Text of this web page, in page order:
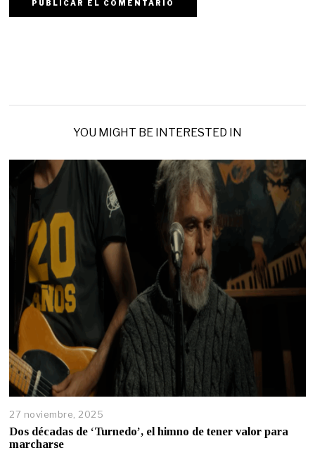
YOU MIGHT BE INTERESTED IN
27 noviembre, 2025
Dos décadas de ‘Turnedo’, el himno de tener valor para
marcharse